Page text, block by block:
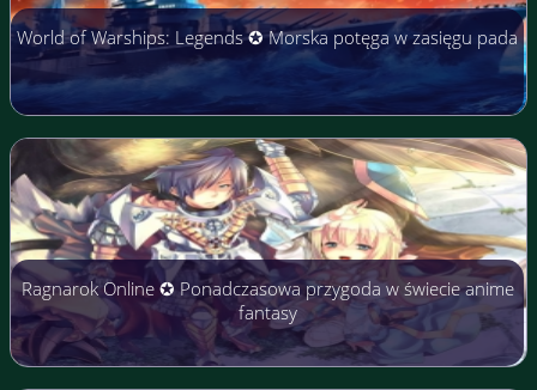
World of Warships: Legends ✪ Morska potęga w zasięgu pada
Ragnarok Online ✪ Ponadczasowa przygoda w świecie anime
fantasy